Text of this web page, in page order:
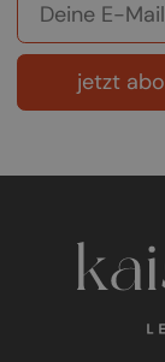
jetzt